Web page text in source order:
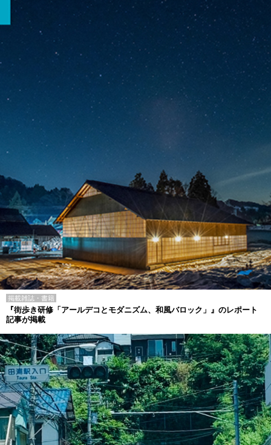
掲載雑誌・書籍
『街歩き研修「アールデコとモダニズム、和風バロック」』のレポート
記事が掲載